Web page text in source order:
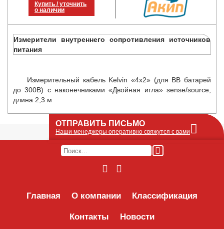
Купить / уточнить
о наличии
Измерители внутреннего сопротивления источников
питания
Измерительный кабель Kelvin «4х2» (для ВВ батарей
до 300В) с наконечниками «Двойная игла» sense/source,
длина 2,3 м
Главная О компании Классификация
Контакты Новости
ОТПРАВИТЬ ПИСЬМО
Наши менеджеры оперативно свяжутся с вами
Оставьте Ваше сообщение или запрос по
его получим по e-mail и оперативно ответим!